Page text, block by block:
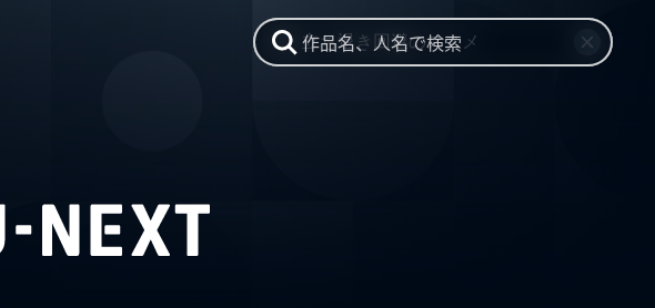
作品名、人名で検索